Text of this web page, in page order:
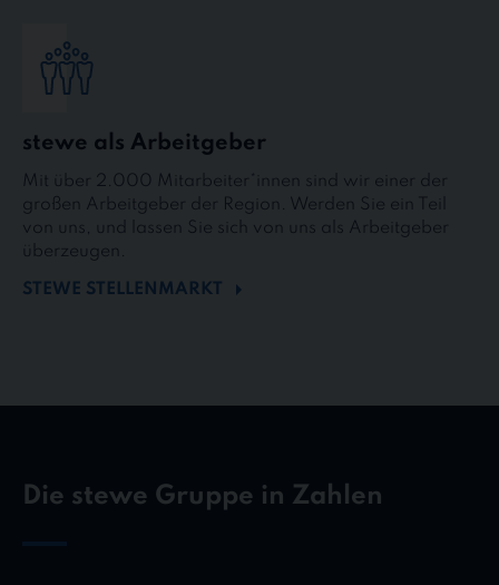
stewe als Arbeitgeber
Mit über 2.000 Mitarbeiter*innen sind wir einer der
großen Arbeitgeber der Region. Werden Sie ein Teil
von uns, und lassen Sie sich von uns als Arbeitgeber
überzeugen.
STEWE STELLENMARKT
Die stewe Gruppe in Zahlen